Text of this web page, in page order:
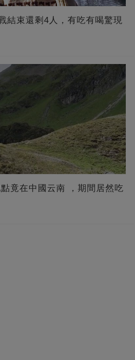
結束還剩4人，有吃有喝驚現
竟在中國云南 ，期間居然吃